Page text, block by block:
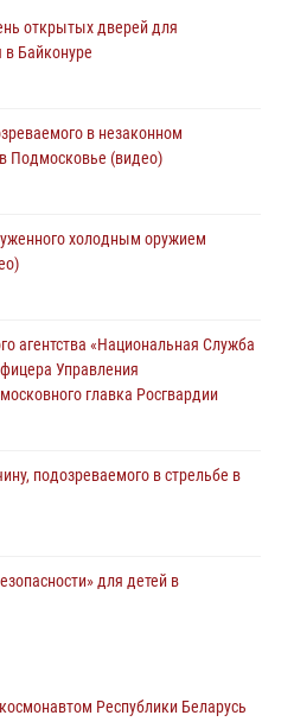
открытых дверей для
в Байконуре
в незаконном
Подмосковье (видео)
холодным оружием
агентства «Национальная Служба
Управления
главка Росгвардии
подозреваемого в стрельбе в
для детей в
миграции и
Республики Беларусь